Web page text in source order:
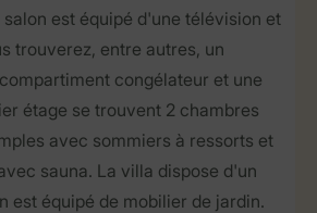
est équipé d'une télévision et
trouverez, entre autres, un
congélateur et une
étage se trouvent 2 chambres
avec sommiers à ressorts et
sauna. La villa dispose d'un
est équipé de mobilier de jardin.